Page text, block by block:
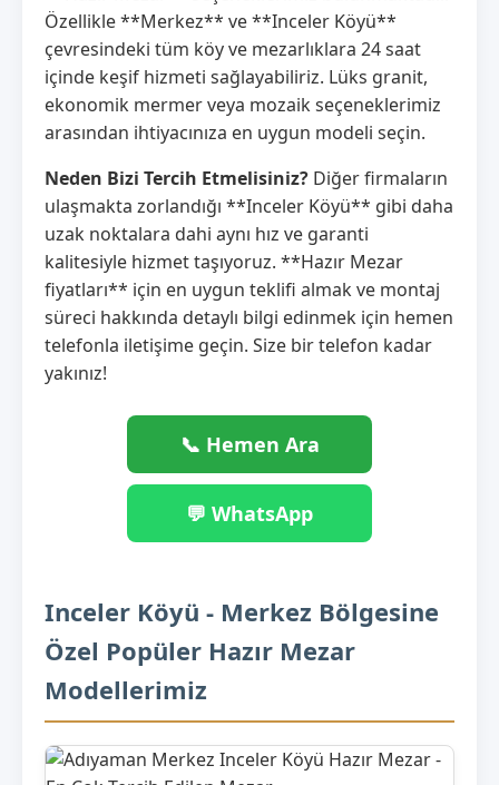
Özellikle **Merkez** ve **Inceler Köyü**
çevresindeki tüm köy ve mezarlıklara 24 saat
içinde keşif hizmeti sağlayabiliriz. Lüks granit,
ekonomik mermer veya mozaik seçeneklerimiz
arasından ihtiyacınıza en uygun modeli seçin.
Neden Bizi Tercih Etmelisiniz? Diğer firmaların
ulaşmakta zorlandığı **Inceler Köyü** gibi daha
uzak noktalara dahi aynı hız ve garanti
kalitesiyle hizmet taşıyoruz. **Hazır Mezar
fiyatları** için en uygun teklifi almak ve montaj
süreci hakkında detaylı bilgi edinmek için hemen
telefonla iletişime geçin. Size bir telefon kadar
yakınız!
📞 Hemen Ara
💬 WhatsApp
Inceler Köyü - Merkez Bölgesine
Özel Popüler Hazır Mezar
Modellerimiz